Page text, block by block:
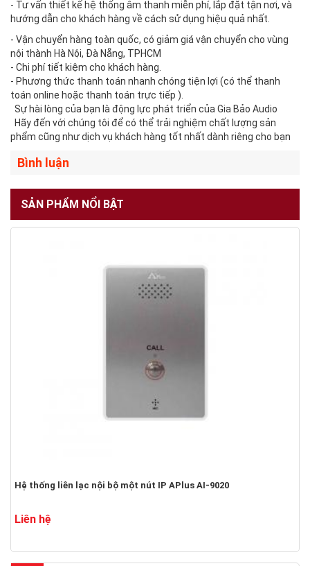
- Tư vấn thiết kế hệ thống âm thanh miễn phí, lắp đặt tận nơi, và
hướng dẫn cho khách hàng về cách sử dụng hiệu quả nhất.
- Vận chuyển hàng toàn quốc, có giảm giá vận chuyển cho vùng
nội thành Hà Nội, Đà Nẵng, TPHCM
- Chi phí tiết kiệm cho khách hàng.
- Phương thức thanh toán nhanh chóng tiện lợi (có thể thanh
toán online hoặc thanh toán trực tiếp ).
Sự hài lòng của bạn là động lực phát triển của Gia Bảo Audio
Hãy đến với chúng tôi để có thể trải nghiệm chất lượng sản
phẩm cũng như dịch vụ khách hàng tốt nhất dành riêng cho bạn
Bình luận
SẢN PHẨM NỔI BẬT
Hệ thống liên lạc nội bộ một nút IP APlus AI-9020
Liên hệ